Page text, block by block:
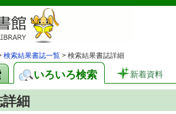
検索結果書誌一覧 > 検索結果書誌詳細
いろいろ検索 新着資料
細